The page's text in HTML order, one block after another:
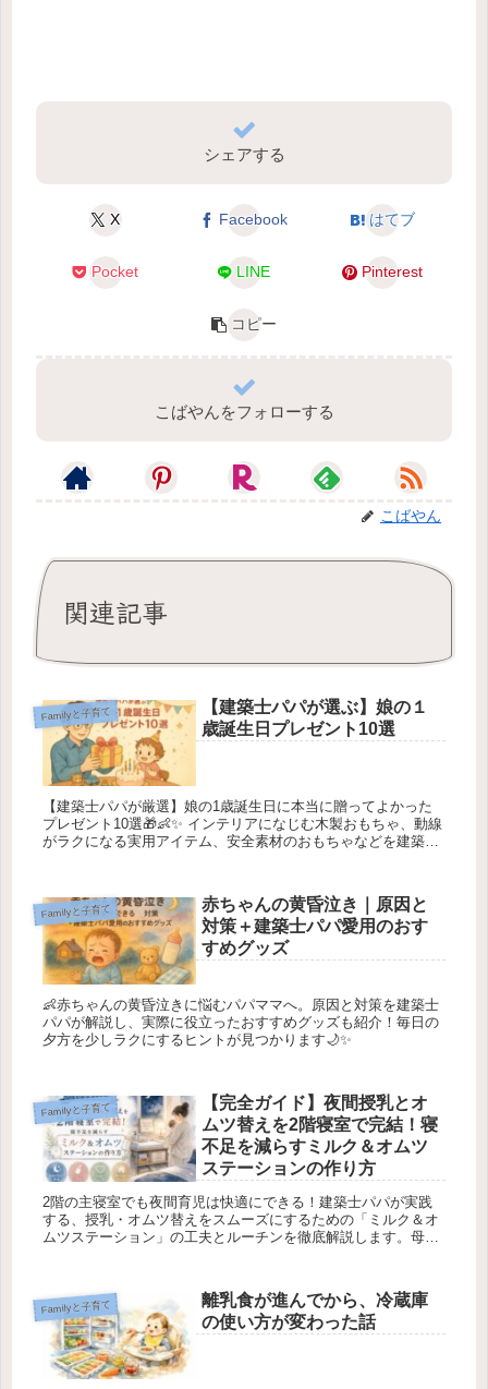
シェアする
X Facebook はてブ
Pocket LINE Pinterest
コピー
こばやんをフォローする
こばやん
関連記事
Familyと子育て
【建築士パパが選ぶ】娘の１
歳誕生日プレゼント10選
【建築士パパが厳選】娘の1歳誕生日に本当に贈ってよかった
プレゼント10選🎁👶✨ インテリアになじむ木製おもちゃ、動線
がラクになる実用アイテム、安全素材のおもちゃなどを建築士
Familyと子育て
赤ちゃんの黄昏泣き｜原因と
対策＋建築士パパ愛用のおす
すめグッズ
👶赤ちゃんの黄昏泣きに悩むパパママへ。原因と対策を建築士
パパが解説し、実際に役立ったおすすめグッズも紹介！毎日の
夕方を少しラクにするヒントが見つかります🌙✨
Familyと子育て
【完全ガイド】夜間授乳とオ
ムツ替えを2階寝室で完結！寝
不足を減らすミルク＆オムツ
ステーションの作り方
2階の主寝室でも夜間育児は快適にできる！建築士パパが実践
する、授乳・オムツ替えをスムーズにするための「ミルク＆オ
ムツステーション」の工夫とルーチンを徹底解説します。母
Familyと子育て
離乳食が進んでから、冷蔵庫
の使い方が変わった話